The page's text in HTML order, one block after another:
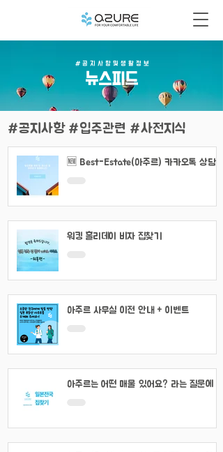
# 공 지 사 항 및 생 활 정 보
​뉴스피드
#공지사항 #입주관련 #사전지식
🆕 Best-Estate(아주르) 카카오톡 상담
워킹 홀리데이 비자 집찾기
아주르 사무실 이전 안내 + 이벤트
아주르는 어떤 매물 있어요? 라는 질문에 대